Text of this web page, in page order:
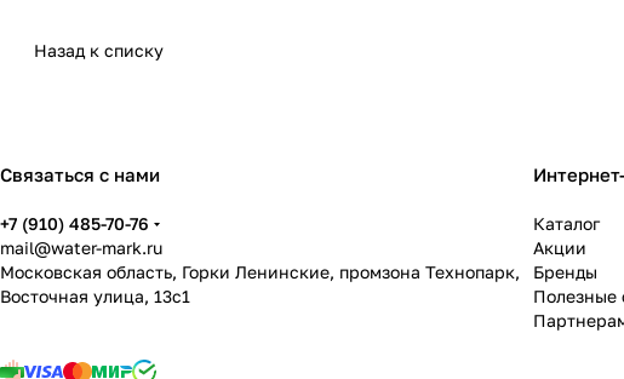
Назад к списку
Связаться с нами
+7 (910) 485-70-76
mail@water-mark.ru
Московская область, Горки Ленинские, промзона Технопарк,
Восточная улица, 13с1
Каталог
Акции
Бренды
Полезные